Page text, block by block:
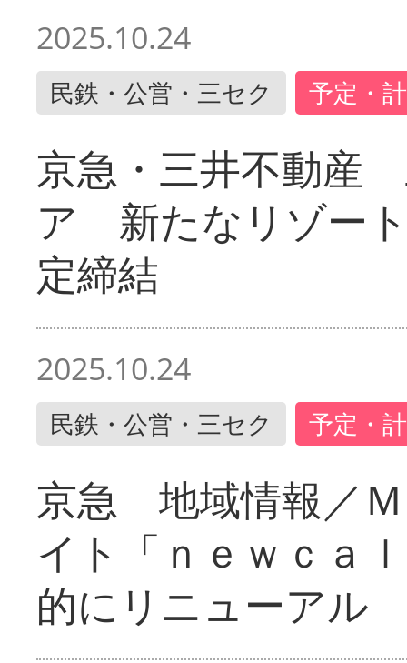
2025.10.24
民鉄・公営・三セク 予定・
京急・三井不動産
ア 新たなリゾー
定締結
2025.10.24
民鉄・公営・三セク 予定・
京急 地域情報／
イト「ｎｅｗｃａ
的にリニューアル